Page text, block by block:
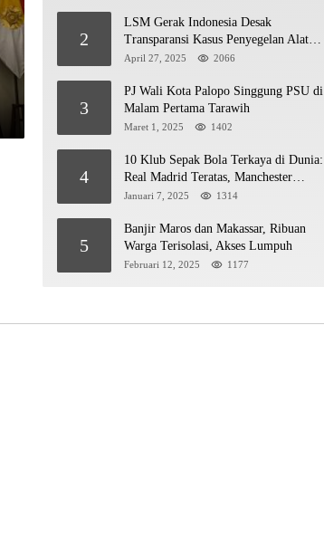
2
LSM Gerak Indonesia Desak
Transparansi Kasus Penyegelan Alat
Berat di Jetty PT Kasmar 2
April 27, 2025 2066
3
PJ Wali Kota Palopo Singgung PSU di
Malam Pertama Tarawih
Maret 1, 2025 1402
4
10 Klub Sepak Bola Terkaya di Dunia:
Real Madrid Teratas, Manchester
United Mengejar!
Januari 7, 2025 1314
5
Banjir Maros dan Makassar, Ribuan
Warga Terisolasi, Akses Lumpuh
Februari 12, 2025 1177